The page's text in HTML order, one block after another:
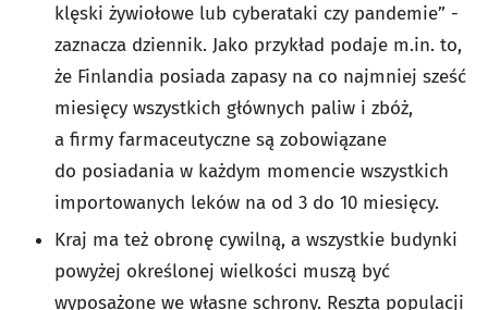
klęski żywiołowe lub cyberataki czy pandemie” -
zaznacza dziennik. Jako przykład podaje m.in. to,
że Finlandia posiada zapasy na co najmniej sześć
miesięcy wszystkich głównych paliw i zbóż,
a firmy farmaceutyczne są zobowiązane
do posiadania w każdym momencie wszystkich
importowanych leków na od 3 do 10 miesięcy.
Kraj ma też obronę cywilną, a wszystkie budynki
powyżej określonej wielkości muszą być
wyposażone we własne schrony. Reszta populacji